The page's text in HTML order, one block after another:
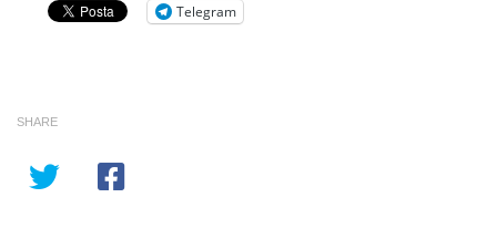
Telegram
SHARE